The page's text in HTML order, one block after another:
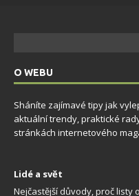
O WEBU
Sháníte zajímavé tipy jak
aktuální trendy, praktické
stránkách internetového
Lidé a svět
Nejčastější důvody, proč listy